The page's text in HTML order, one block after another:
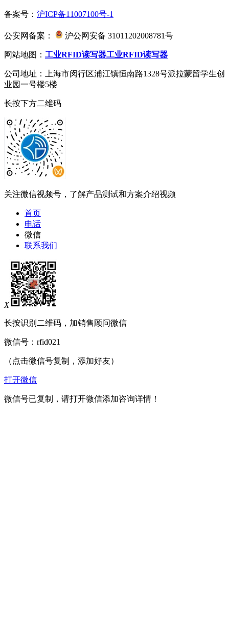
备案号： 沪ICP备11007100号-1
公安网备案： 沪公网安备 31011202008781号
网站地图： 工业RFID读写器工业RFID读写器
公司地址：上海市闵行区浦江镇恒南路1328号派拉蒙留学生创
业园一号楼5楼
长按下方二维码
关注微信视频号，了解产品测试和方案介绍视频
首页
电话
微信
联系我们
X
长按识别二维码，加销售顾问微信
微信号： rfid021
（点击微信号复制，添加好友）
打开微信
微信号已复制，请打开微信添加咨询详情！